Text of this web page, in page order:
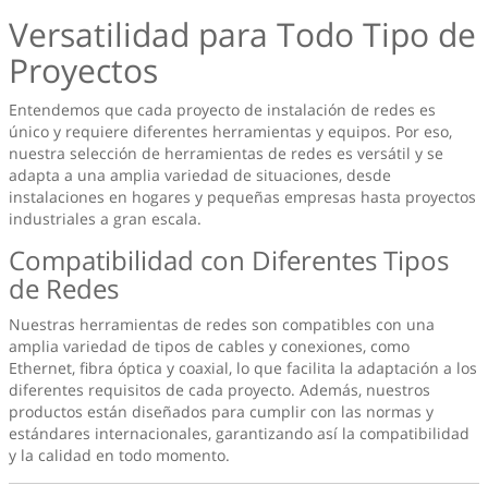
Versatilidad para Todo Tipo de
Proyectos
Entendemos que cada proyecto de instalación de redes es
único y requiere diferentes herramientas y equipos. Por eso,
nuestra selección de herramientas de redes es versátil y se
adapta a una amplia variedad de situaciones, desde
instalaciones en hogares y pequeñas empresas hasta proyectos
industriales a gran escala.
Compatibilidad con Diferentes Tipos
de Redes
Nuestras herramientas de redes son compatibles con una
amplia variedad de tipos de cables y conexiones, como
Ethernet, fibra óptica y coaxial, lo que facilita la adaptación a los
diferentes requisitos de cada proyecto. Además, nuestros
productos están diseñados para cumplir con las normas y
estándares internacionales, garantizando así la compatibilidad
y la calidad en todo momento.